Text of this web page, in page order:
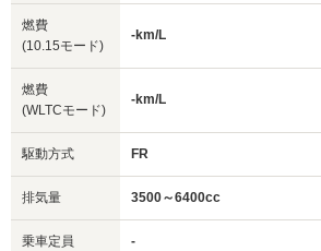
燃費
(10.15モード)
-km/L
燃費
(WLTCモード)
-km/L
駆動方式 FR
排気量 3500～6400cc
乗車定員 -